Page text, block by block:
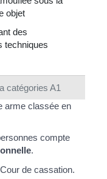
catégories A1
objet
des
techniques
arme classée en
compte
.
de cassation.